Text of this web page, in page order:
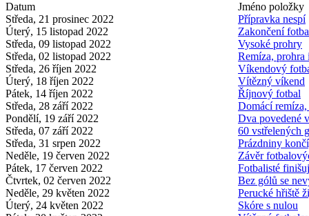
Datum
Jméno položky
Středa, 21 prosinec 2022
Přípravka nespí
Úterý, 15 listopad 2022
Zakončení
Středa, 09 listopad 2022
Vysoké prohry
Středa, 02 listopad 2022
Remíza, prohra
Středa, 26 říjen 2022
Víkendový
Úterý, 18 říjen 2022
Vítězný víkend
Pátek, 14 říjen 2022
Říjnový fotbal
Středa, 28 září 2022
Domácí
Pondělí, 19 září 2022
Dva povedené
Středa, 07 září 2022
60 vstřelených
Středa, 31 srpen 2022
Prázdniny
Neděle, 19 červen 2022
Závěr
Pátek, 17 červen 2022
Fotbalisté
Čtvrtek, 02 červen 2022
Bez gólů se
Neděle, 29 květen 2022
Perucké hřiště
Úterý, 24 květen 2022
Skóre s nulou